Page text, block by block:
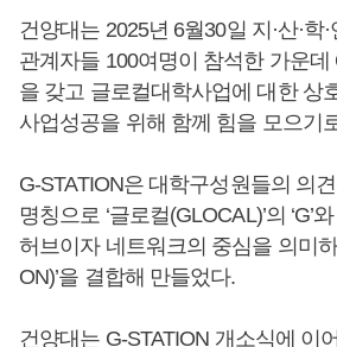
건양대는 2025년 6월30일 지·산·학
관계자들 100여명이 참석한 가운데
을 갖고 글로컬대학사업에 대한 상
사업성공을 위해 함께 힘을 모으기
G-STATION은 대학구성원들의 의
명칭으로 ‘글로컬(GLOCAL)’의 ‘G’
허브이자 네트워크의 중심을 의미
ON)’을 결합해 만들었다.
건양대는 G-STATION 개소식에 이